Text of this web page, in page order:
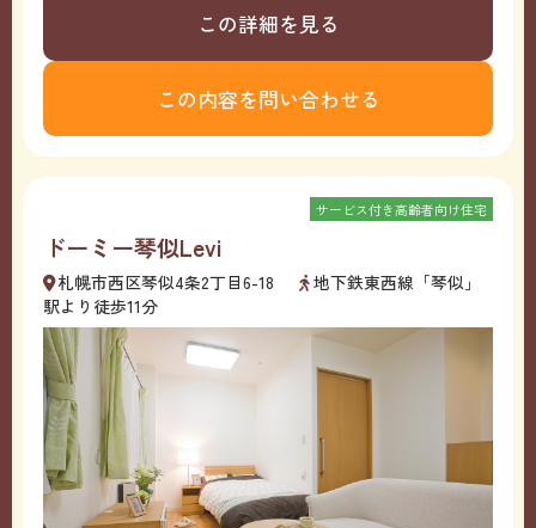
この詳細を見る
この内容を問い合わせる
ドーミー琴似Levi
サービス付き高齢者向け住宅
札幌市西区琴似4条2丁目6-18
地下鉄東西線「琴似」
駅より徒歩11分